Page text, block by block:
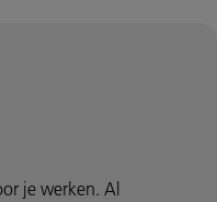
je werken. Al